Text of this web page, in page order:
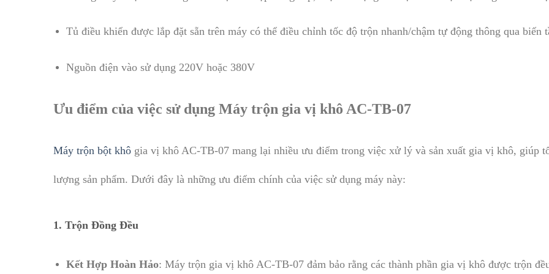
Tủ điều khiển được lắp đặt sẵn trên máy có thể điều chỉnh tốc độ trộn nhanh/chậm tự động thông qua biến
Nguồn điện vào sử dụng 220V hoặc 380V
Ưu điểm của việc sử dụng Máy trộn gia vị khô AC-TB-07​
Máy trộn bột khô gia vị khô AC-TB-07 mang lại nhiều ưu điểm trong việc xử lý và sản xuất gia vị khô, giúp
lượng sản phẩm. Dưới đây là những ưu điểm chính của việc sử dụng máy này:
1. Trộn Đồng Đều
Kết Hợp Hoàn Hảo: Máy trộn gia vị khô AC-TB-07 đảm bảo rằng các thành phần gia vị khô được trộn